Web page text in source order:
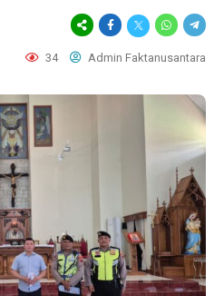
34 Admin Faktanusantara